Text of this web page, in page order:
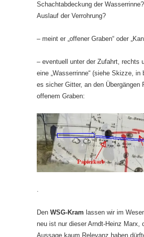
Schachtabdeckung der
Auslauf der Verrohrung?
– meint er „offener Graben“ oder
– eventuell unter der Zufahrt, rechts
eine „Wasserrinne“ (siehe Skizze, in
es sicher Gitter, an den Übergängen
offenem Graben:
.
Den WSG-Kram lassen wir im
neu ist nur dieser Arndt-Heinz Marx,
Aussage kaum Relevanz haben